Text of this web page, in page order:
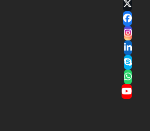
Twitter
(deprecated)
Facebook
Instagram
LinkedIn
Skype
Whatsapp
YouTube